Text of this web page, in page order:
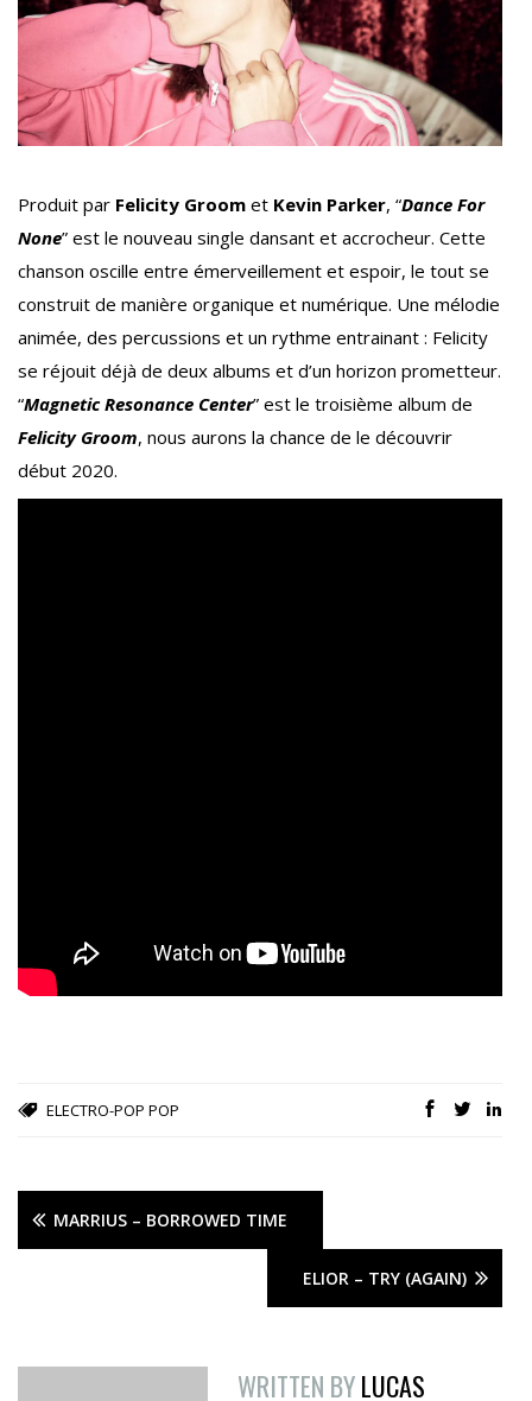
Produit par Felicity Groom et Kevin Parker, “Dance For
None” est le nouveau single dansant et accrocheur. Cette
chanson oscille entre émerveillement et espoir, le tout se
construit de manière organique et numérique. Une mélodie
animée, des percussions et un rythme entrainant : Felicity
se réjouit déjà de deux albums et d’un horizon prometteur.
“Magnetic Resonance Center” est le troisième album de
Felicity Groom, nous aurons la chance de le découvrir
début 2020.
ELECTRO-POP POP
MARRIUS – BORROWED TIME
ELIOR – TRY (AGAIN)
WRITTEN BYLUCAS